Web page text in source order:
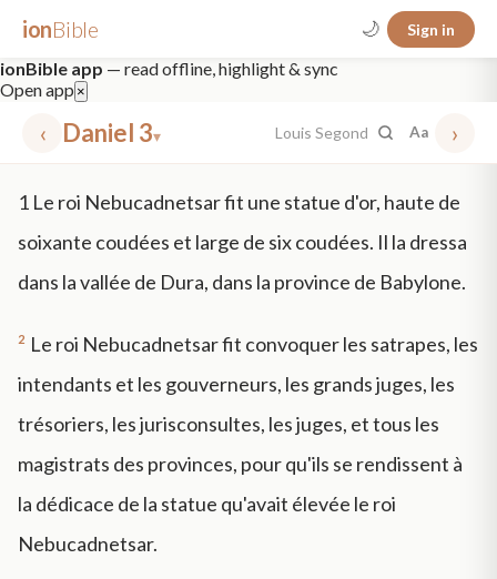
ionBible 🌙 Sign in
ionBible app — read offline, highlight & sync
Open app ×
‹ Daniel 3▾ Louis Segond Aa ›
✕
mt 5 nt faith "peace that passeth" grace -law
1 Le roi Nebucadnetsar fit une statue d'or, haute de
soixante coudées et large de six coudées. Il la dressa
dans la vallée de Dura, dans la province de Babylone.
2 Le roi Nebucadnetsar fit convoquer les satrapes, les
intendants et les gouverneurs, les grands juges, les
trésoriers, les jurisconsultes, les juges, et tous les
magistrats des provinces, pour qu'ils se rendissent à
la dédicace de la statue qu'avait élevée le roi
Nebucadnetsar.